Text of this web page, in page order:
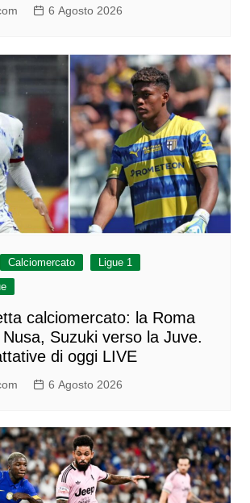
6 Agosto 2026
Calciomercato
Ligue 1
calciomercato: la Roma
Suzuki verso la Juve.
di oggi LIVE
6 Agosto 2026